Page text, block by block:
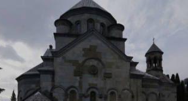
«повстяками» (postaki)…” “Вино. Крим
відмінне вино і його вдосталь: воно все
біле і дуже […]